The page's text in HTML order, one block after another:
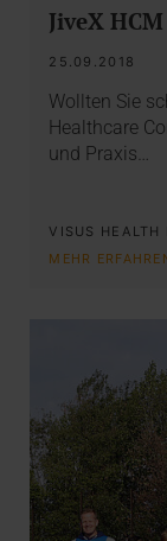
JiveX
25.09.2018
Wollten Sie
Healthcare
und Praxis…
VISUS HEALTH
MEHR